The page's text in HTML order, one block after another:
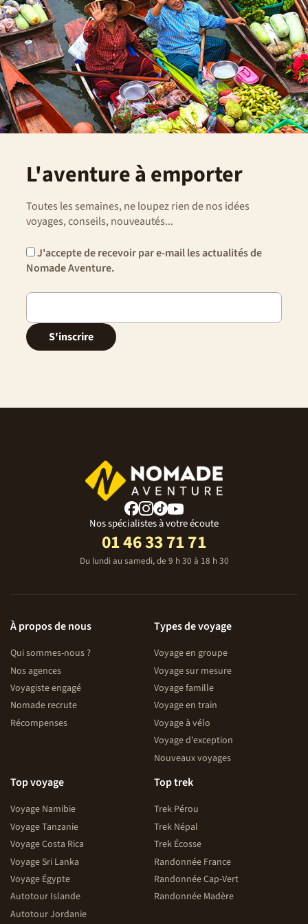
L'aventure à emporter
Toutes les semaines, ne loupez rien de nos idées
voyages, conseils, nouveautés...
J'accepte de recevoir par e-mail les actualités de
Nomade Aventure.
S'inscrire
Nos spécialistes à votre écoute
01 46 33 71 71
Du lundi au samedi, de 9 h 30 à 18 h 30
À propos de nous
Qui sommes-nous ?
Nos agences
Voyagiste engagé
Nomade recrute
Récompenses
Types de voyage
Voyage en groupe
Voyage sur mesure
Voyage famille
Voyage en train
Voyage à vélo
Voyage d'exception
Nouveaux voyages
Top voyage
Voyage Namibie
Voyage Tanzanie
Voyage Costa Rica
Voyage Sri Lanka
Voyage Égypte
Autotour Islande
Autotour Jordanie
Top trek
Trek Pérou
Trek Népal
Trek Écosse
Randonnée France
Randonnée Cap-Vert
Randonnée Madère